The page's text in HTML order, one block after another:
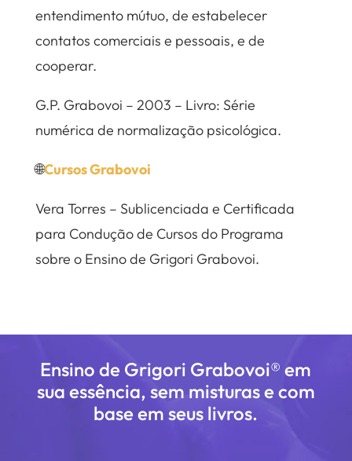
entendimento mútuo, de estabelecer
contatos comerciais e pessoais, e de
cooperar.
G.P. Grabovoi – 2003 – Livro: Série
numérica de normalização psicológica.
🌐Cursos Grabovoi
Vera Torres – Sublicenciada e Certificada
para Condução de Cursos do Programa
sobre o Ensino de Grigori Grabovoi.
Ensino de Grigori Grabovoi® em
sua essência, sem misturas e com
base em seus livros.